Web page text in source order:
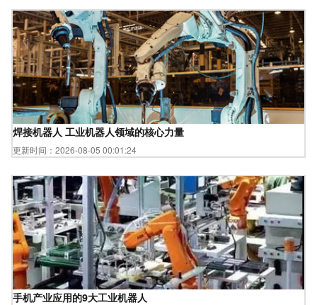
焊接机器人 工业机器人领域的核心力量
更新时间：2026-08-05 00:01:24
手机产业应用的9大工业机器人